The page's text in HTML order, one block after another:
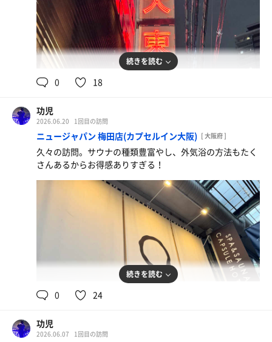
続きを読む
0 18
功児
2026.06.20 1回目の訪問
ニュージャパン 梅田店(カプセルイン大阪) [ 大阪府 ]
久々の訪問。サウナの種類豊富やし、外気浴の方法もたく
さんあるからお得感ありすぎる！
続きを読む
0 24
功児
2026.06.07 1回目の訪問